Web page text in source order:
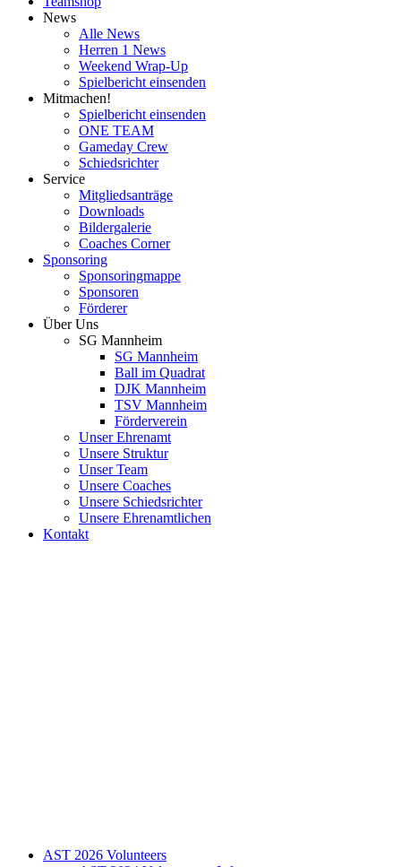
News
Alle News
Herren 1 News
Weekend Wrap-Up
Spielbericht einsenden
Mitmachen!
Spielbericht einsenden
ONE TEAM
Gameday Crew
Schiedsrichter
Service
Mitgliedsanträge
Downloads
Bildergalerie
Coaches Corner
Sponsoring
Sponsoringmappe
Sponsoren
Förderer
Über Uns
SG Mannheim
SG Mannheim
Ball im Quadrat
DJK Mannheim
TSV Mannheim
Förderverein
Unser Ehrenamt
Unsere Struktur
Unser Team
Unsere Coaches
Unsere Schiedsrichter
Unsere Ehrenamtlichen
Kontakt
AST 2026 Volunteers